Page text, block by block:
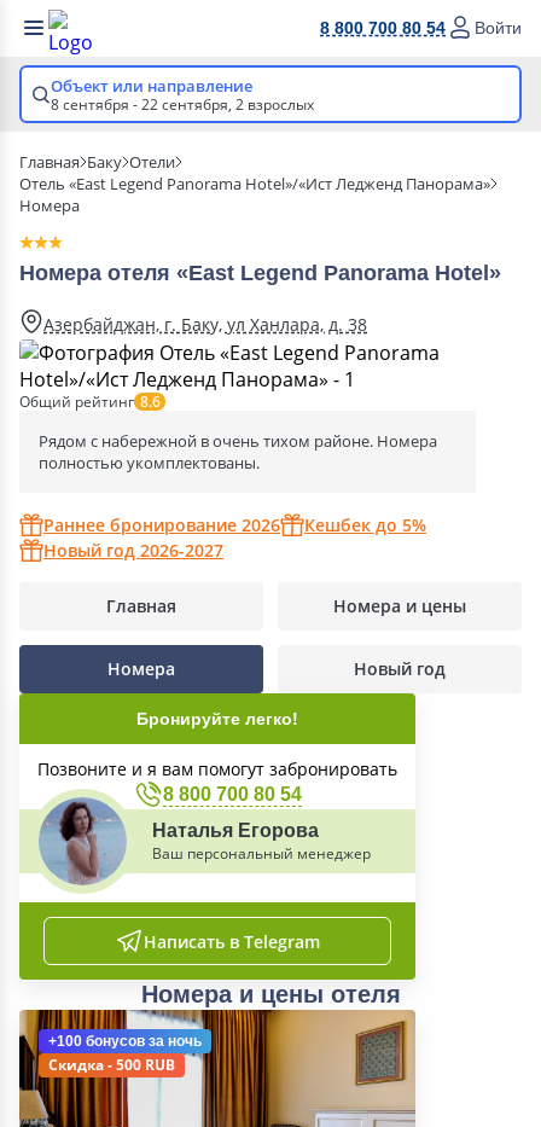
8 800 700 80 54 Войти
Объект или направление
8 сентября - 22 сентября, 2 взрослых
Главная Баку Отели
Отель «East Legend Panorama Hotel»/«Ист Ледженд Панорама»
Номера
Номера отеля «East Legend Panorama Hotel»
Азербайджан, г. Баку, ул Ханлара, д. 38
Общий рейтинг 8.6
Рядом с набережной в очень тихом районе. Номера
полностью укомплектованы.
Раннее бронирование 2026
Кешбек до 5%
Новый год 2026-2027
Главная Номера и цены
Номера Новый год
Бронируйте легко!
Позвоните и я вам помогут забронировать
8 800 700 80 54
Наталья Егорова
Ваш персональный менеджер
Написать в Telegram
Номера и цены отеля
+100 бонусов за ночь
Скидка - 500 RUB